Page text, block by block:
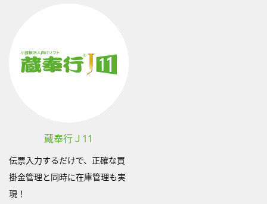
蔵奉行Ｊ11
伝票入力するだけで、正確な買
掛金管理と同時に在庫管理も実
現！